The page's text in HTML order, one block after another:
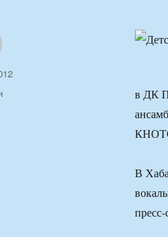
в ДК
В